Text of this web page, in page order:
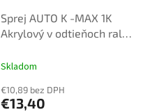
Sprej AUTO K -MAX 1K
Akrylový v odtieňoch ral
Skladom
€10,89 bez DPH
€13,40